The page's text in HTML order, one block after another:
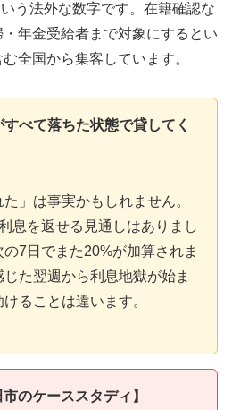
う法外な数字です。在籍確認な
年金受給者まで対象にするとい
全国から集客しています。
すべて落ちた状態で貸してく
た」は事実かもしれません。
息を返せる見通しはありまし
7日でまた20%が加算されま
た翌週から利息地獄が始ま
ることは違います。
のケーススタディ】